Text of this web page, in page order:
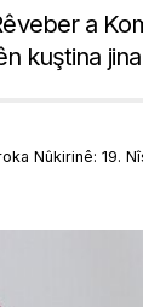
a
kuştina
Nûkirinê: 19.